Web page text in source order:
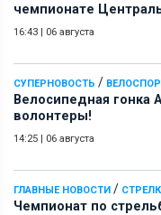
чемпионате
16:43 | 06 августа
СУПЕРНОВОСТЬ /
Велосипедная гонка
волонтеры!
14:25 | 06 августа
ГЛАВНЫЕ НОВОСТИ /
Чемпионат по